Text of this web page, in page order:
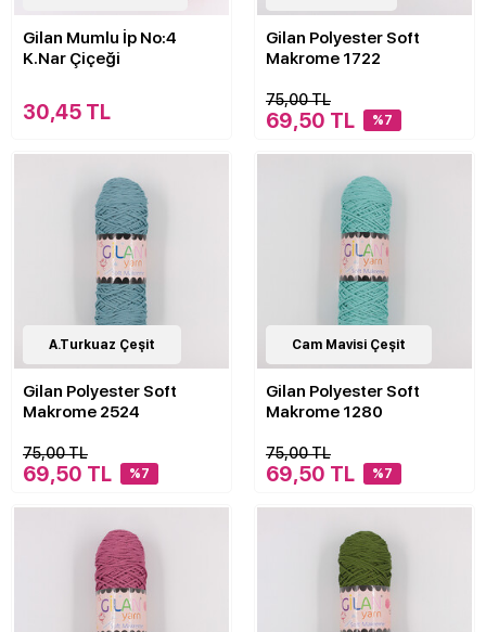
Gilan Mumlu İp No:4
K.Nar Çiçeği
30,45 TL
Gilan Polyester Soft
Makrome 1722
75,00 TL
69,50 TL %7
30Çeşit
A.Turkuaz Çeşit
Gilan Polyester Soft
Makrome 2524
75,00 TL
69,50 TL %7
30Çeşit
Cam Mavisi Çeşit
Gilan Polyester Soft
Makrome 1280
75,00 TL
69,50 TL %7